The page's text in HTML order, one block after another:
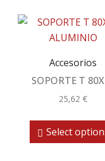
Accesorios
SOPORTE T
25,62€
Select